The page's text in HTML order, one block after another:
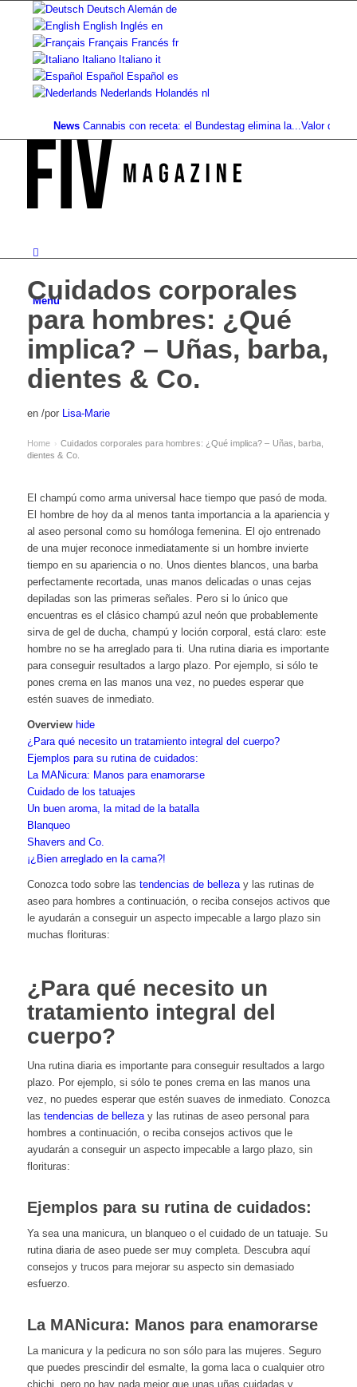
Deutsch Alemán de
English Inglés en
Français Francés fr
Italiano Italiano it
Español Español es
Nederlands Holandés nl
News Cannabis con receta: el Bundestag elimina la... Valor del suelo
Menú
Cuidados corporales
para hombres: ¿Qué
implica? – Uñas, barba,
dientes & Co.
en /por Lisa-Marie
Home › Cuidados corporales para hombres: ¿Qué implica? – Uñas, barba,
dientes & Co.
El champú como arma universal hace tiempo que pasó de moda.
El hombre de hoy da al menos tanta importancia a la apariencia y
al aseo personal como su homóloga femenina. El ojo entrenado
de una mujer reconoce inmediatamente si un hombre invierte
tiempo en su apariencia o no. Unos dientes blancos, una barba
perfectamente recortada, unas manos delicadas o unas cejas
depiladas son las primeras señales. Pero si lo único que
encuentras es el clásico champú azul neón que probablemente
sirva de gel de ducha, champú y loción corporal, está claro: este
hombre no se ha arreglado para ti. Una rutina diaria es importante
para conseguir resultados a largo plazo. Por ejemplo, si sólo te
pones crema en las manos una vez, no puedes esperar que
estén suaves de inmediato.
Overview hide
¿Para qué necesito un tratamiento integral del cuerpo?
Ejemplos para su rutina de cuidados:
La MANicura: Manos para enamorarse
Cuidado de los tatuajes
Un buen aroma, la mitad de la batalla
Blanqueo
Shavers and Co.
¡¿Bien arreglado en la cama?!
Conozca todo sobre las tendencias de bellezay las rutinas de
aseo para hombres a continuación, o reciba consejos activos que
le ayudarán a conseguir un aspecto impecable a largo plazo sin
muchas florituras:
¿Para qué necesito un
tratamiento integral del
cuerpo?
Una rutina diaria es importante para conseguir resultados a largo
plazo. Por ejemplo, si sólo te pones crema en las manos una
vez, no puedes esperar que estén suaves de inmediato. Conozca
las tendencias de bellezay las rutinas de aseo personal para
hombres a continuación, o reciba consejos activos que le
ayudarán a conseguir un aspecto impecable a largo plazo, sin
florituras:
Ejemplos para su rutina de cuidados:
Ya sea una manicura, un blanqueo o el cuidado de un tatuaje. Su
rutina diaria de aseo puede ser muy completa. Descubra aquí
consejos y trucos para mejorar su aspecto sin demasiado
esfuerzo.
La MANicura: Manos para enamorarse
La manicura y la pedicura no son sólo para las mujeres. Seguro
que puedes prescindir del esmalte, la goma laca o cualquier otro
chichi, pero no hay nada mejor que unas uñas cuidadas y